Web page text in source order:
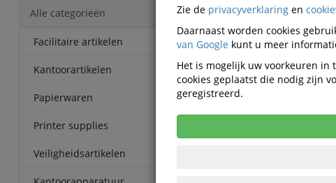
Alle categorieën
Facilitaire artikelen
Kantoorartikelen
Papierwaren
Printer supplies
Veiligheidsartikelen
OU14000-
A4 Staand
Zie de privacyverklaring en
Daarnaast worden cookies
van Google kunt u meer
Het is mogelijk uw voorkeuren in
cookies geplaatst die nodig zijn
geregistreerd.